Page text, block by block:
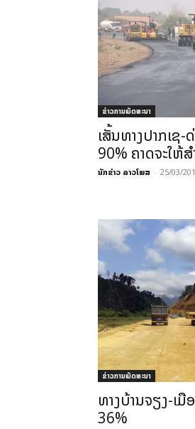
ຂ່າວການພັດທະນາ
ເສັ້ນທາງປາກເຊ-
90% ຄາດຈະໃຫ້
ນັກຂ່າວ ລາວໂພສ - 25/03/
ຂ່າວການພັດທະນາ
ທາງ​ບ້ານ​ຈຽງ-ເມື
36%